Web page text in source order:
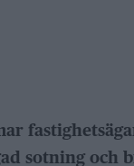
sotning